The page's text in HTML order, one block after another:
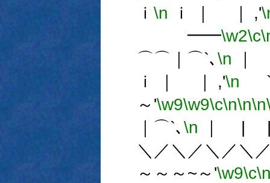
ｉ \n ｉ ｜ ｜ ,'
━━\w2\c
⌒⌒｜⌒`､ \n
ｉ ｜ ｜ ,'\n `
～'\w9\w9\c\n\n\n
｜⌒`､ \n ｜ |
＼／＼／＼／＼
～～～~～'\w9\c